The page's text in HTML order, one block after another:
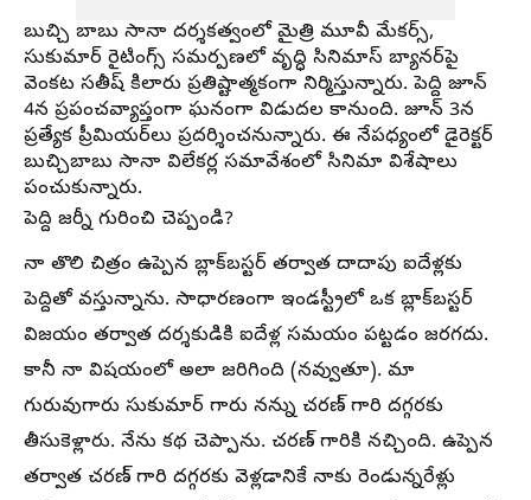
బుచ్చి బాబు సానా దర్శకత్వంలో మైత్రి మూవీ మేకర్స్,
సుకుమార్ రైటింగ్స్ సమర్పణలో వృద్ధి సినిమాస్ బ్యానర్‌పై
వెంకట సతీష్ కిలారు ప్రతిష్టాత్మకంగా నిర్మిస్తున్నారు. పెద్ది జూన్
4న ప్రపంచవ్యాప్తంగా ఘనంగా విడుదల కానుంది. జూన్ 3న
ప్రత్యేక ప్రీమియర్‌లు ప్రదర్శించనున్నారు. ఈ నేపధ్యంలో డైరెక్టర్
బుచ్చిబాబు సానా విలేకర్ల సమావేశంలో సినిమా విశేషాలు
పంచుకున్నారు.
పెద్ది జర్నీ గురించి చెప్పండి?
నా తొలి చిత్రం ఉప్పెన బ్లాక్‌బస్టర్ తర్వాత దాదాపు ఐదేళ్లకు
పెద్దితో వస్తున్నాను. సాధారణంగా ఇండస్ట్రీలో ఒక బ్లాక్‌బస్టర్
విజయం తర్వాత దర్శకుడికి ఐదేళ్ల సమయం పట్టడం జరగదు.
కానీ నా విషయంలో అలా జరిగింది (నవ్వుతూ). మా
గురువుగారు సుకుమార్ గారు నన్ను చరణ్ గారి దగ్గరకు
తీసుకెళ్లారు. నేను కథ చెప్పాను. చరణ్ గారికి నచ్చింది. ఉప్పెన
తర్వాత చరణ్ గారి దగ్గరకు వెళ్లడానికే నాకు రెండున్నరేళ్లు